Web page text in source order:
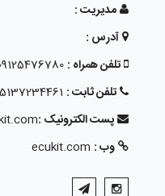
مدیریت :
آدرس :
تلفن همراه :
تلفن ثابت :
پست الکترونیک :
وب : ecukit.com